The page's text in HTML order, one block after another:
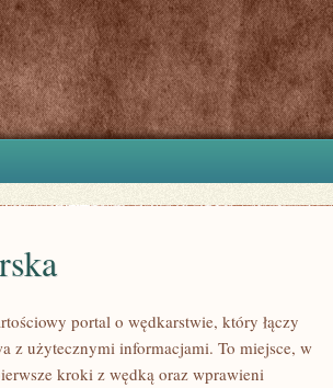
portal o wędkarstwie, który łączy
z użytecznymi informacjami. To miejsce, w
kroki z wędką oraz wprawieni